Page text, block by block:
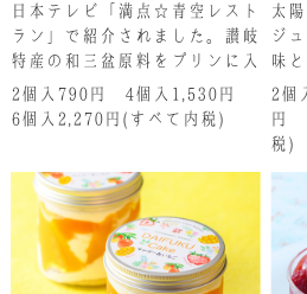
ります。ご了承ください。
日本テレビ「満点☆青空レスト
ラン」で紹介されました。讃岐
特産の和三盆原料をプリンに入
れてやわらかプリンに焼き上げ
ています。 濃厚でクリーミー
お口の中でフワッと広がりま
す。
2個入790円 4個入1,530円
6個入2,270円(すべて内税)
注
く
太
ジ
味
ッ
ご
な
2個
円
税)